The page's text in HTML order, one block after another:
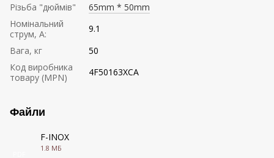
Різьба "дюймів"
65mm * 50mm
Номінальний
струм, А:
9.1
Вага, кг
50
Код виробника
товару (MPN)
4F50163XCA
Файли
F-INOX
1.8 МБ